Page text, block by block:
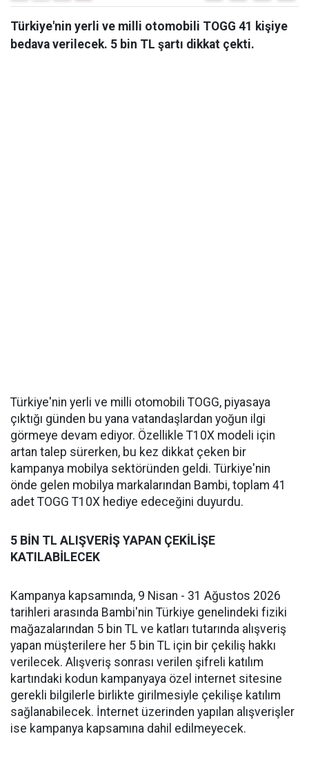
Türkiye'nin yerli ve milli otomobili TOGG 41 kişiye
bedava verilecek. 5 bin TL şartı dikkat çekti.
Türkiye'nin yerli ve milli otomobili TOGG, piyasaya
çıktığı günden bu yana vatandaşlardan yoğun ilgi
görmeye devam ediyor. Özellikle T10X modeli için
artan talep sürerken, bu kez dikkat çeken bir
kampanya mobilya sektöründen geldi. Türkiye'nin
önde gelen mobilya markalarından Bambi, toplam 41
adet TOGG T10X hediye edeceğini duyurdu.
5 BİN TL ALIŞVERİŞ YAPAN ÇEKİLİŞE
KATILABİLECEK
Kampanya kapsamında, 9 Nisan - 31 Ağustos 2026
tarihleri arasında Bambi'nin Türkiye genelindeki fiziki
mağazalarından 5 bin TL ve katları tutarında alışveriş
yapan müşterilere her 5 bin TL için bir çekiliş hakkı
verilecek. Alışveriş sonrası verilen şifreli katılım
kartındaki kodun kampanyaya özel internet sitesine
gerekli bilgilerle birlikte girilmesiyle çekilişe katılım
sağlanabilecek. İnternet üzerinden yapılan alışverişler
ise kampanya kapsamına dahil edilmeyecek.